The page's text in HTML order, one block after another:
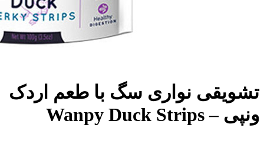
تشویقی نواری سگ با طعم اردک
ونپی – Wanpy Duck Strips